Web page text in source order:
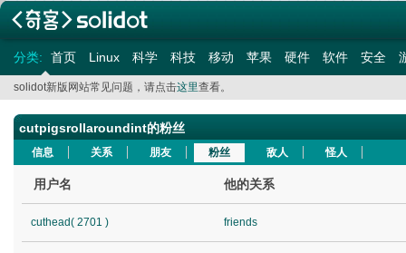
分类: 首页 Linux 科学 科技 移动 苹果 硬件 软件 安全
solidot新版网站常见问题，请点击这里查看。
cutpigsrollaroundint的粉丝
信息 关系 朋友 粉丝 敌人 怪人
用户名 他的关系
cuthead( 2701 ) friends